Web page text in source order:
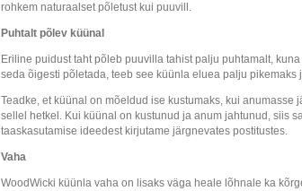
rohkem naturaalset põletust kui puuvill.
Puhtalt põlev küünal
Eriline puidust taht põleb puuvilla tahist palju puhtamalt,
seda õigesti põletada, teeb see küünla eluea palju
Teadke, et küünal on mõeldud ise kustumaks, kui
sellel hetkel. Kui küünal on kustunud ja anum jahtunud, siis
taaskasutamise ideedest kirjutame järgnevates postitustes.
Vaha
WoodWicki küünla vaha on lisaks väga heale lõhnale ka